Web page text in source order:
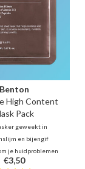
Benton
High Content
Pack
geweekt in
en bijengif
je huidproblemen
pakken. Het voedt,
€3,50